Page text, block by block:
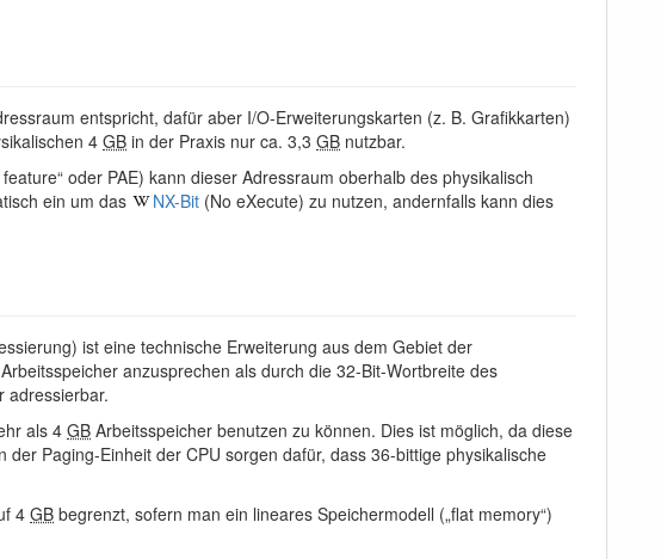
entspricht, dafür aber I/O-Erweiterungskarten (z. B. Grafikkarten)
4 GB in der Praxis nur ca. 3,3 GB nutzbar.
oder PAE) kann dieser Adressraum oberhalb des physikalisch
ein um das NX-Bit (No eXecute) zu nutzen, andernfalls kann dies
ist eine technische Erweiterung aus dem Gebiet der
anzusprechen als durch die 32-Bit-Wortbreite des
adressierbar.
als 4 GB Arbeitsspeicher benutzen zu können. Dies ist möglich, da diese
Paging-Einheit der CPU sorgen dafür, dass 36-bittige physikalische
4 GB begrenzt, sofern man ein lineares Speichermodell („flat memory“)